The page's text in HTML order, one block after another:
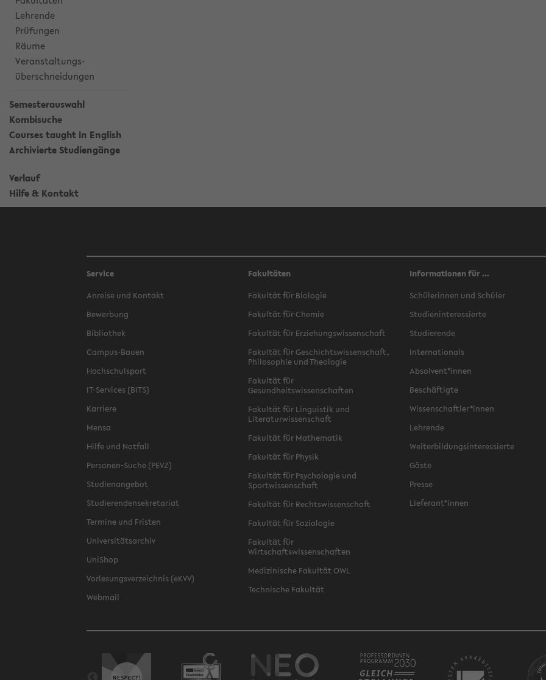
Lehrende
Prüfungen
Räume
Veranstaltungs-
überschneidungen
Semesterauswahl
Kombisuche
Courses taught in English
Archivierte Studiengänge
Verlauf
Hilfe & Kontakt
Service
Anreise und Kontakt
Bewerbung
Bibliothek
Campus-Bauen
Hochschulsport
IT-Services (BITS)
Karriere
Mensa
Hilfe und Notfall
Personen-Suche (PEVZ)
Studienangebot
Studierendensekretariat
Termine und Fristen
Universitätsarchiv
UniShop
Vorlesungsverzeichnis (eKVV)
Webmail
Fakultäten
Fakultät für Biologie
Fakultät für Chemie
Fakultät für Erziehungswissenschaft
Fakultät für Geschichtswissenschaft,
Philosophie und Theologie
Fakultät für
Gesundheitswissenschaften
Fakultät für Linguistik und
Literaturwissenschaft
Fakultät für Mathematik
Fakultät für Physik
Fakultät für Psychologie und
Sportwissenschaft
Fakultät für Rechtswissenschaft
Fakultät für Soziologie
Fakultät für
Wirtschaftswissenschaften
Medizinische Fakultät OWL
Technische Fakultät
Informationen für ...
Schülerinnen und Schüler
Studieninteressierte
Studierende
Internationals
Absolvent*innen
Beschäftigte
Wissenschaftler*innen
Lehrende
Weiterbildungsinteressierte
Gäste
Presse
Lieferant*innen